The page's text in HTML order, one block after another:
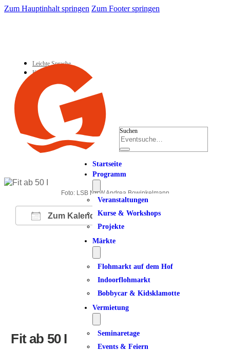
Zum Hauptinhalt springen Zum Footer springen
Leichte Sprache
Kontakt
Suchen
Startseite
Programm
Veranstaltungen
Kurse & Workshops
Projekte
Märkte
Flohmarkt auf dem Hof
Indoorflohmarkt
Bobbycar & Kidsklamotte
Vermietung
Seminaretage
Events & Feiern
Foto: LSB NRW Andrea Bowinkelmann
Zum Kalender hinzufügen
ICS herunterladen
Google Kalender
iCalendarOffice 365
Fit ab 50 I